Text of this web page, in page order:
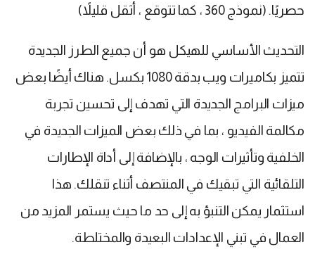
حصريًا. (نموذج 360 ، كما تتوقع ، أثقل قليلاً)
التحديث الأساسي للهيكل هو أن جميع الطرز الجديدة
تتميز بكاميرات ويب بدقة 1080 بكسل. هناك أيضًا بعض
ميزات البرامج الجديدة التي تهدف إلى تحسين تجربة
مكالمة الفيديو ، بما في ذلك بعض الميزات الجديدة في
الخلفية وتأثيرات الوجه ، بالإضافة إلى أداة الإطارات
التلقائية التي تبقيك في المنتصف أثناء تنقلك. هذا
استثمار يمكن التنبؤ به إلى حد ما حيث يستمر المزيد من
العمال في تبني الإعدادات البعيدة والمختلطة.